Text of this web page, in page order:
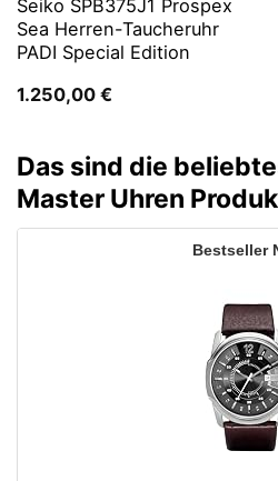
Seiko SPB375J1 Prospex
Sea Herren-Taucheruhr
PADI Special Edition
1.250,00 €
Das sind die
Master Uhren